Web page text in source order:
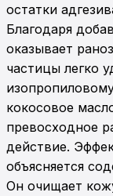
остатки
Благодаря
оказывает
частицы легко
кокосовое
превосходное
действие.
объясняется
Он очищает